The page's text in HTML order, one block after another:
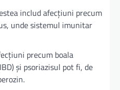
includ afecțiuni precum
unde sistemul imunitar
precum boala
și psoriazisul pot fi, de